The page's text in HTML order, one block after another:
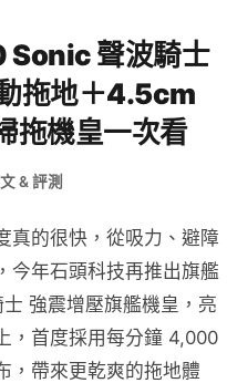
Sonic 聲波騎士
拖地＋4.5cm
拖機皇一次看
& 評測
真的很快，從吸力、避障
今年石頭科技再推出旗艦
強震增壓旗艦機皇，亮
，首度採用每分鐘 4,000
，帶來更乾爽的拖地體